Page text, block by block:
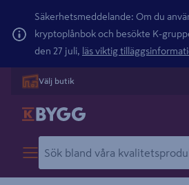
Säkerhetsmeddelande: Om du
kryptoplånbok och besökte K-
den 27 juli, läs viktig
Välj butik